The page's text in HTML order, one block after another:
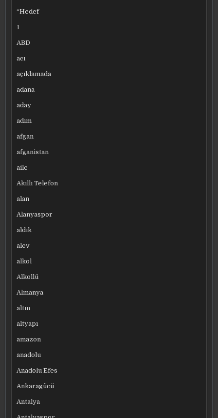
“Hedef
1
ABD
acı
açıklamada
adana
aday
adım
afgan
afganistan
aile
Akıllı Telefon
alan
Alanyaspor
aldık
alev
alkol
Alkollü
Almanya
altın
altyapı
amazon
anadolu
Anadolu Efes
Ankaragücü
Antalya